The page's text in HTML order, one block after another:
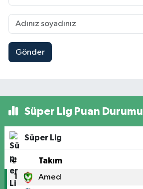
Gönder
Süper Lig Puan Durumu
Süper Lig
# Takım
1 Amed